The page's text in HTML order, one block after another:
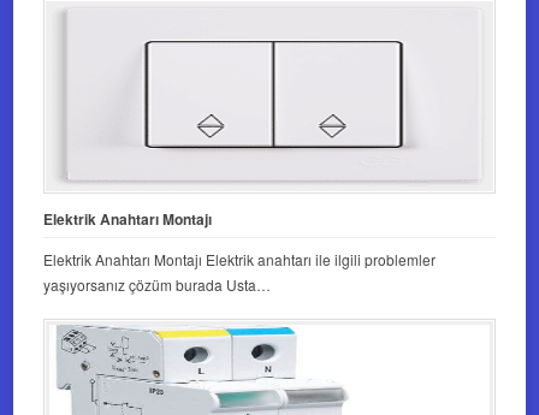
Elektrik Anahtarı Montajı
Elektrik Anahtarı Montajı Elektrik anahtarı ile ilgili problemler
yaşıyorsanız çözüm burada Usta…